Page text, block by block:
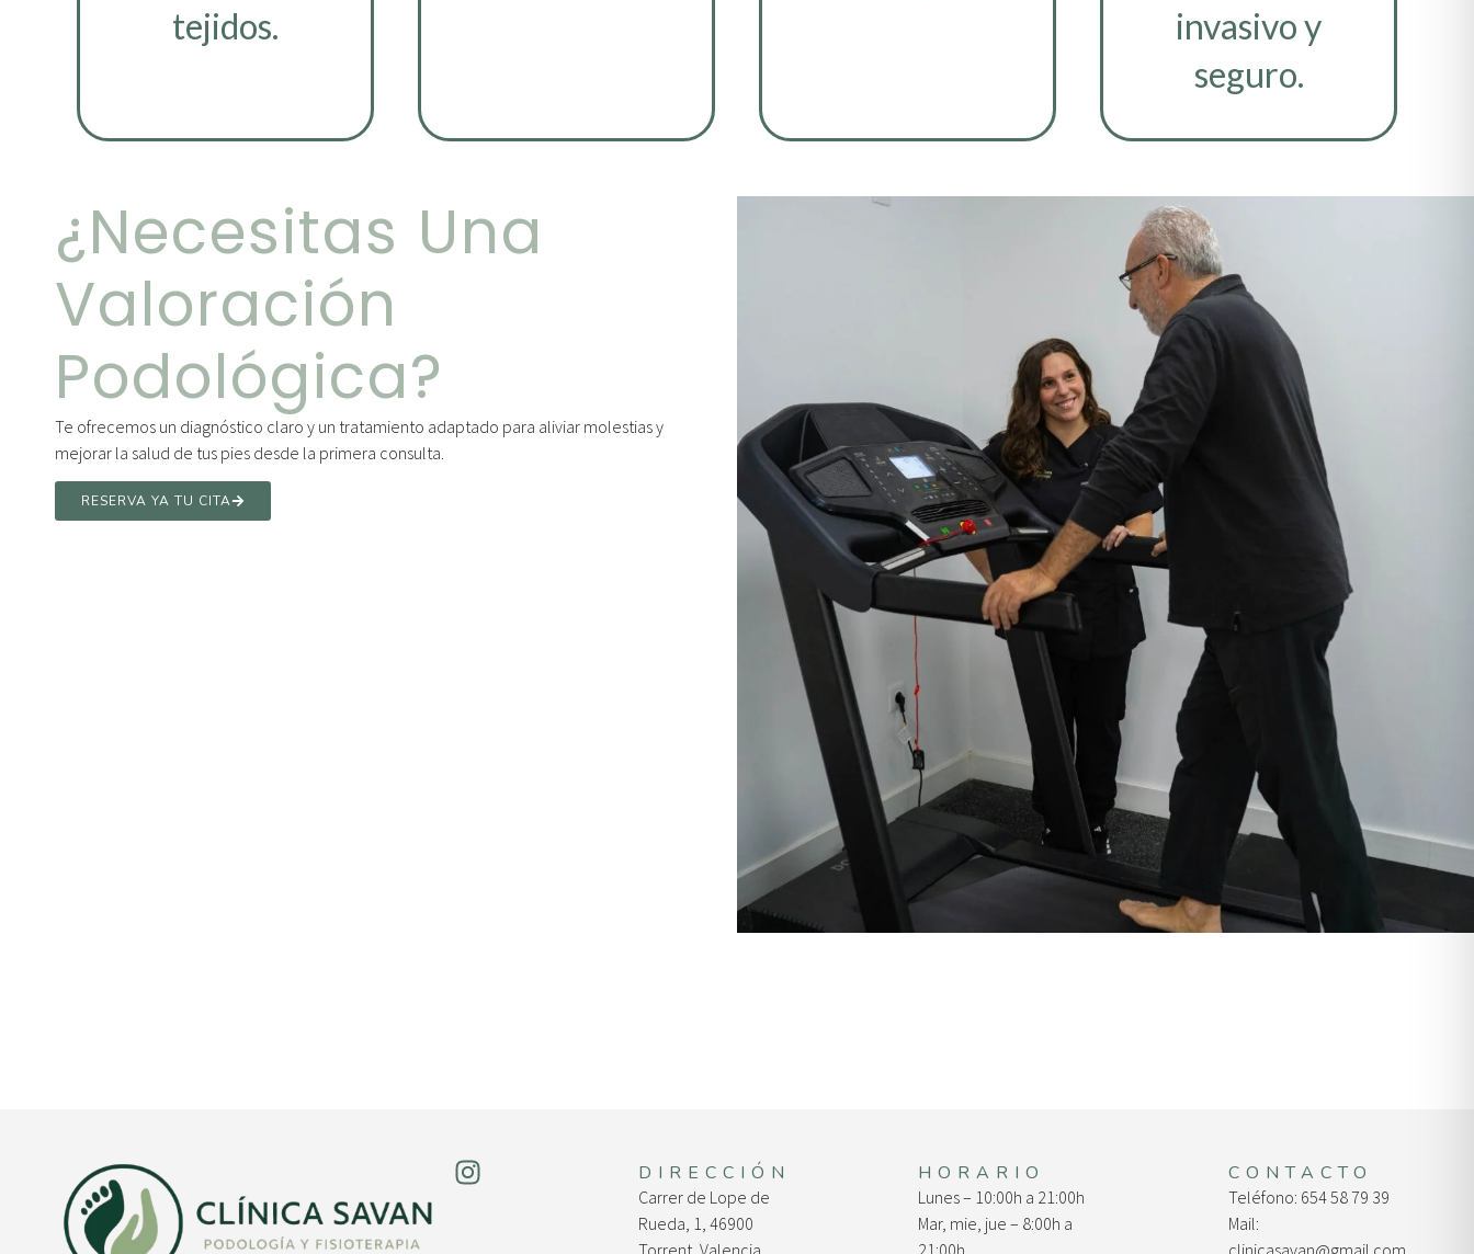
tejidos.
invasivo y
seguro.
¿Necesitas Una
Valoración
Podológica?
Te ofrecemos un diagnóstico claro y un tratamiento adaptado para aliviar molestias y
mejorar la salud de tus pies desde la primera consulta.
RESERVA YA TU CITA
DIRECCIÓN
Carrer de Lope de
Rueda, 1, 46900
Torrent, Valencia
HORARIO
Lunes – 10:00h a 21:00h
Mar, mie, jue – 8:00h a
21:00h
CONTACTO
Teléfono: 654 58 79 39
Mail:
clinicasavan@gmail.com